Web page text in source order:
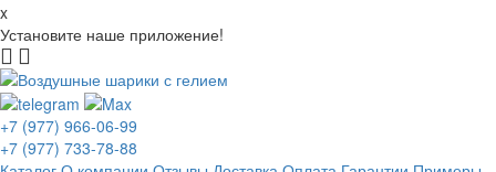
x
Установите наше приложение!
+7 (977) 966-06-99
+7 (977) 733-78-88